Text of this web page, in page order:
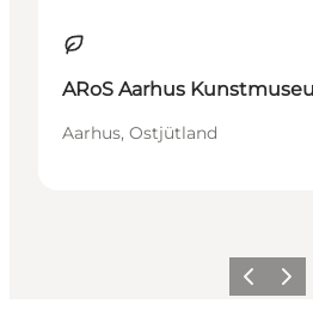
Nachhaltig
ARoS Aarhus
Aarhus, Ostjütland
ZurückWeiter